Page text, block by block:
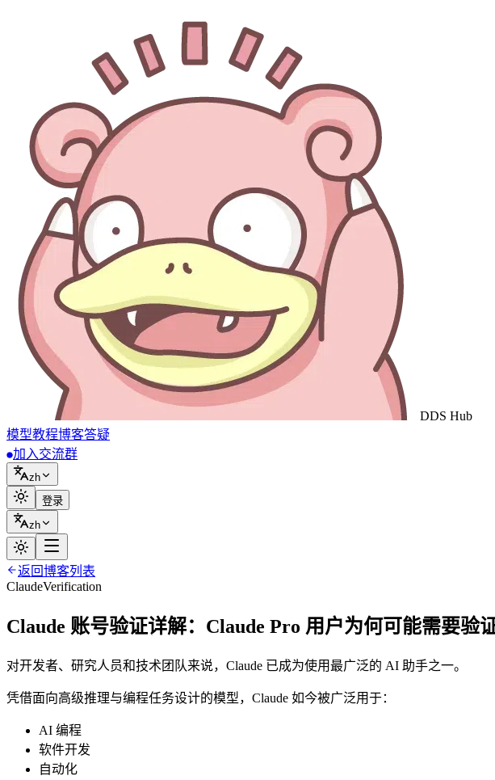
DDS Hub
模型教程博客答疑
加入交流群
zh
登录
zh
返回博客列表
ClaudeVerification
Claude 账号验证详解：Claude Pro 用户为何可能需要验
对开发者、研究人员和技术团队来说，Claude 已成为使用最广泛的 AI 助手之一。
凭借面向高级推理与编程任务设计的模型，Claude 如今被广泛用于：
AI 编程
软件开发
自动化